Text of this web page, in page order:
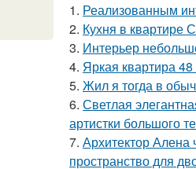
1. Реализованным
2. Кухня в квартире
3. Интерьер
4. Яркая квартира 48
5. Жил я тогда в
6. Светлая
артистки большого
7. Архитектор Алена
пространство для